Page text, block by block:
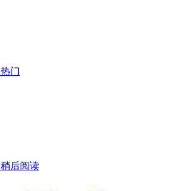
热门
稍后阅读